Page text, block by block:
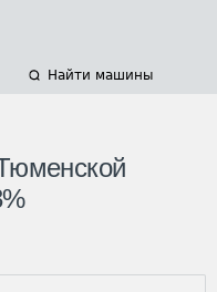
Найти машины